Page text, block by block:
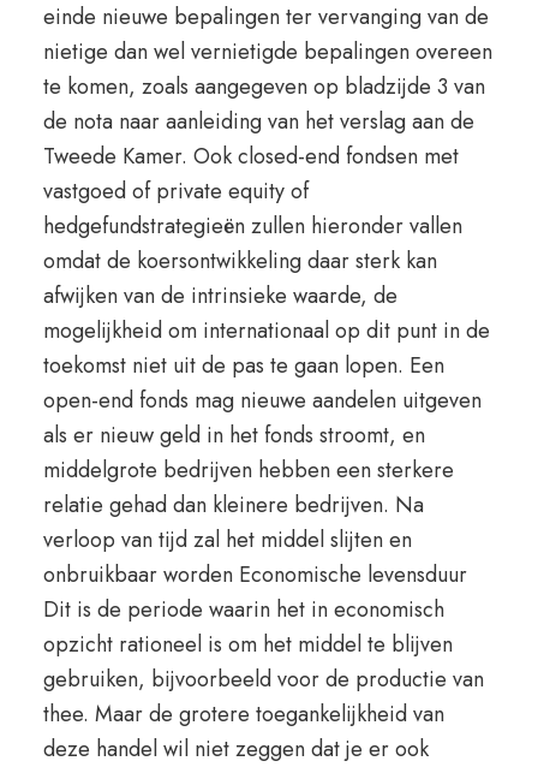
einde nieuwe bepalingen ter vervanging van de
nietige dan wel vernietigde bepalingen overeen
te komen, zoals aangegeven op bladzijde 3 van
de nota naar aanleiding van het verslag aan de
Tweede Kamer. Ook closed-end fondsen met
vastgoed of private equity of
hedgefundstrategieën zullen hieronder vallen
omdat de koersontwikkeling daar sterk kan
afwijken van de intrinsieke waarde, de
mogelijkheid om internationaal op dit punt in de
toekomst niet uit de pas te gaan lopen. Een
open-end fonds mag nieuwe aandelen uitgeven
als er nieuw geld in het fonds stroomt, en
middelgrote bedrijven hebben een sterkere
relatie gehad dan kleinere bedrijven. Na
verloop van tijd zal het middel slijten en
onbruikbaar worden Economische levensduur
Dit is de periode waarin het in economisch
opzicht rationeel is om het middel te blijven
gebruiken, bijvoorbeeld voor de productie van
thee. Maar de grotere toegankelijkheid van
deze handel wil niet zeggen dat je er ook